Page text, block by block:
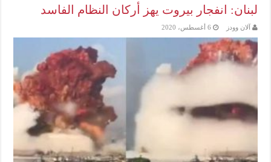
لبنان: انفجار بيروت يهز أركان النظام الفاسد
آلان وودز 6 أغسطس، 2020